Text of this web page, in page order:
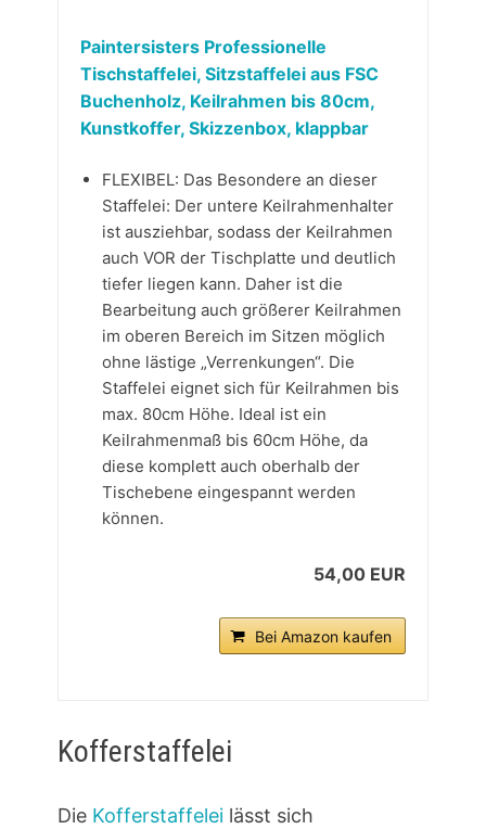
Paintersisters Professionelle
Tischstaffelei, Sitzstaffelei aus FSC
Buchenholz, Keilrahmen bis 80cm,
Kunstkoffer, Skizzenbox, klappbar
FLEXIBEL: Das Besondere an dieser
Staffelei: Der untere Keilrahmenhalter
ist ausziehbar, sodass der Keilrahmen
auch VOR der Tischplatte und deutlich
tiefer liegen kann. Daher ist die
Bearbeitung auch größerer Keilrahmen
im oberen Bereich im Sitzen möglich
ohne lästige „Verrenkungen“. Die
Staffelei eignet sich für Keilrahmen bis
max. 80cm Höhe. Ideal ist ein
Keilrahmenmaß bis 60cm Höhe, da
diese komplett auch oberhalb der
Tischebene eingespannt werden
können.
54,00 EUR
Bei Amazon kaufen
Kofferstaffelei
Die Kofferstaffeleilässt sich